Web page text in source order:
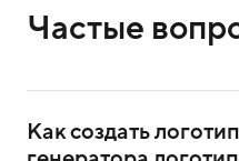
Частые
Как создать